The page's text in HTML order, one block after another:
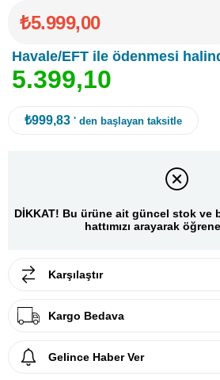
₺5.999,00
Havale/EFT ile ödenmesi
5.399,10
₺999,83 ' den başlayan taksitle
DİKKAT! Bu ürüne ait güncel stok ve
hattımızı arayarak
Karşılaştır
Kargo Bedava
Gelince Haber Ver